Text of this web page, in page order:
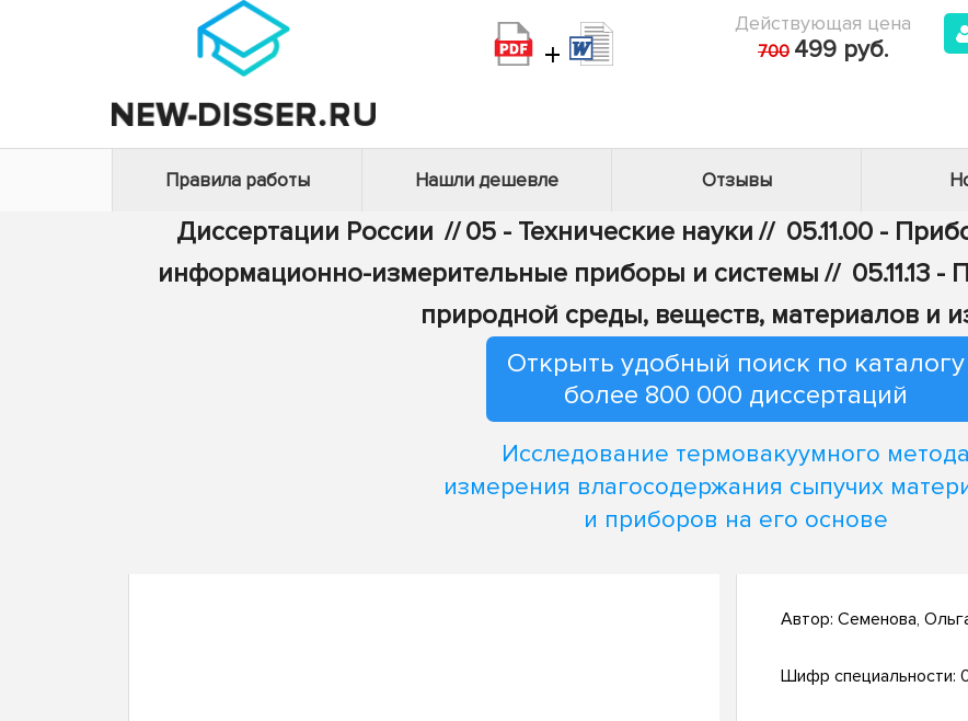
+
Действующая цена
700 499 руб.
Правила работы Нашли дешевле Отзывы
Диссертации России // 05 - Технические науки // 05.11.00 -
информационно-измерительные приборы и системы // 05.11.13
природной среды, веществ, материалов и
Открыть удобный поиск по каталогу
более 800 000 диссертаций
Исследование термовакуумного метода
измерения влагосодержания сыпучих
и приборов на его основе
Автор: Семенова,
Шифр специальности: